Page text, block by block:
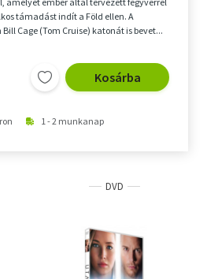
támadást indít a Föld ellen. A
Cage (Tom Cruise) katonát is bevet...
Kosárba
1 - 2 munkanap
DVD